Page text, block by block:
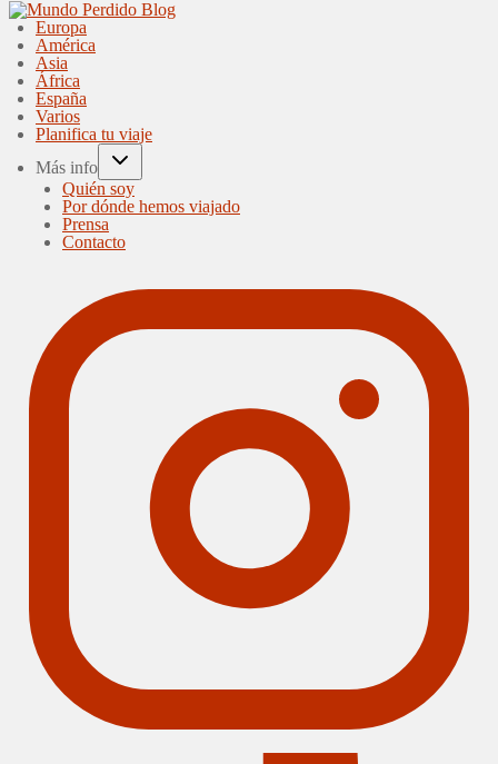
Europa
América
Asia
África
España
Varios
Planifica tu viaje
Más info
Quién soy
Por dónde hemos viajado
Prensa
Contacto